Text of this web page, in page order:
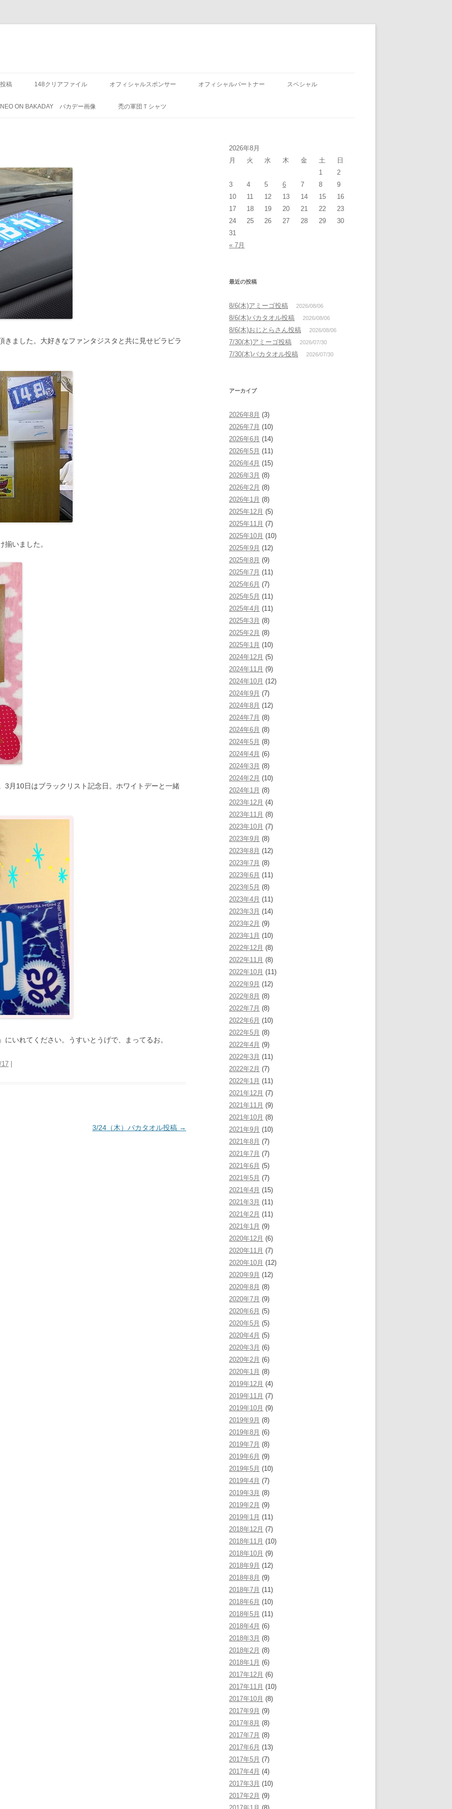
稿 148クリアファイル オフィシャルスポンサー オフィシャルパートナー スペシャル
ON BAKADAY バカデー画像 禿の軍団Ｔシャツ
きました。大好きなファンタジスタと共に見せビラビラ
いました。
3月10日はブラックリスト記念日。ホワイトデーと一緒
いれてください。うすいとうげで、まってるお。
17
3/24（木）バカタオル投稿 →
2026年8月
月
火 水 木 金 土
日
1
2
3
4 5 6 7 8
9
10
11 12 13 14 15
16
17
18 19 20 21 22
23
24
25 26 27 28 29
30
31
« 7月
最近の投稿
8/6(木)アミーゴ投稿 2026/08/06
8/6(木)バカタオル投稿 2026/08/06
8/6(木)おじとらさん投稿 2026/08/06
7/30(木)アミーゴ投稿 2026/07/30
7/30(木)バカタオル投稿 2026/07/30
アーカイブ
2026年8月 (3)
2026年7月 (10)
2026年6月 (14)
2026年5月 (11)
2026年4月 (15)
2026年3月 (8)
2026年2月 (8)
2026年1月 (8)
2025年12月 (5)
2025年11月 (7)
2025年10月 (10)
2025年9月 (12)
2025年8月 (9)
2025年7月 (11)
2025年6月 (7)
2025年5月 (11)
2025年4月 (11)
2025年3月 (8)
2025年2月 (8)
2025年1月 (10)
2024年12月 (5)
2024年11月 (9)
2024年10月 (12)
2024年9月 (7)
2024年8月 (12)
2024年7月 (8)
2024年6月 (8)
2024年5月 (8)
2024年4月 (6)
2024年3月 (8)
2024年2月 (10)
2024年1月 (8)
2023年12月 (4)
2023年11月 (8)
2023年10月 (7)
2023年9月 (8)
2023年8月 (12)
2023年7月 (8)
2023年6月 (11)
2023年5月 (8)
2023年4月 (11)
2023年3月 (14)
2023年2月 (9)
2023年1月 (10)
2022年12月 (8)
2022年11月 (8)
2022年10月 (11)
2022年9月 (12)
2022年8月 (8)
2022年7月 (8)
2022年6月 (10)
2022年5月 (8)
2022年4月 (9)
2022年3月 (11)
2022年2月 (7)
2022年1月 (11)
2021年12月 (7)
2021年11月 (9)
2021年10月 (8)
2021年9月 (10)
2021年8月 (7)
2021年7月 (7)
2021年6月 (5)
2021年5月 (7)
2021年4月 (15)
2021年3月 (11)
2021年2月 (11)
2021年1月 (9)
2020年12月 (6)
2020年11月 (7)
2020年10月 (12)
2020年9月 (12)
2020年8月 (8)
2020年7月 (9)
2020年6月 (5)
2020年5月 (5)
2020年4月 (5)
2020年3月 (6)
2020年2月 (6)
2020年1月 (8)
2019年12月 (4)
2019年11月 (7)
2019年10月 (9)
2019年9月 (8)
2019年8月 (6)
2019年7月 (8)
2019年6月 (9)
2019年5月 (10)
2019年4月 (7)
2019年3月 (8)
2019年2月 (9)
2019年1月 (11)
2018年12月 (7)
2018年11月 (10)
2018年10月 (9)
2018年9月 (12)
2018年8月 (9)
2018年7月 (11)
2018年6月 (10)
2018年5月 (11)
2018年4月 (6)
2018年3月 (8)
2018年2月 (8)
2018年1月 (6)
2017年12月 (6)
2017年11月 (10)
2017年10月 (8)
2017年9月 (9)
2017年8月 (8)
2017年7月 (8)
2017年6月 (13)
2017年5月 (7)
2017年4月 (4)
2017年3月 (10)
2017年2月 (9)